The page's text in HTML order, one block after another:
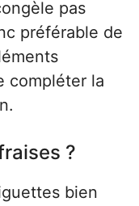
pas
préférable de
compléter la
?
bien